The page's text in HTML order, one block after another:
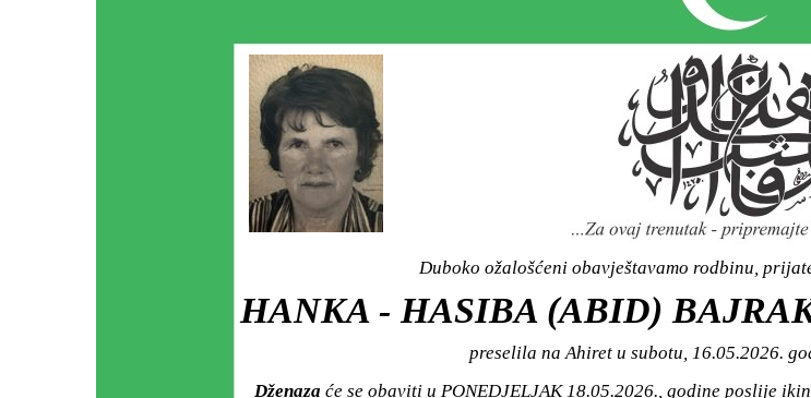
Duboko ožalošćeni obavještavamo rodbinu,
HANKA - HASIBA (ABID)
preselila na Ahiret u subotu, 16.05.2026.
Dženaza će se obaviti u PONEDJELJAK 18.05.2026., godine poslije